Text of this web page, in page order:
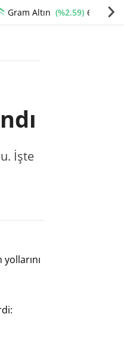
Gram Altın (%2.59) 6660.55
İşte